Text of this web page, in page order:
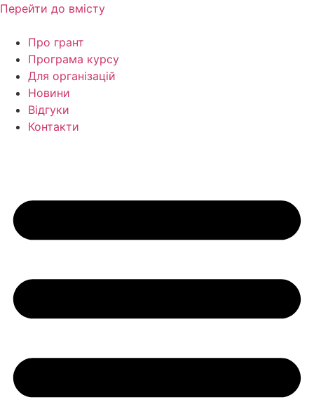
Перейти до вмісту
Про грант
Програма курсу
Для організацій
Новини
Відгуки
Контакти